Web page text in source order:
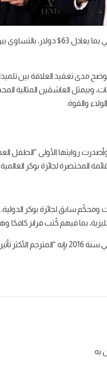
الجدير بالذكر إن قيمة الجايزة 50 ألف جنيه
وبيمثل العاشقين
والقوة.
روايتها الأولى “الطفل
سابق لجائزة بوكر
بما فيهم كُتب فرانز كافكا
ووصفته صحيفة “ذا غارديان” في مقابلة معاه في سنة
به